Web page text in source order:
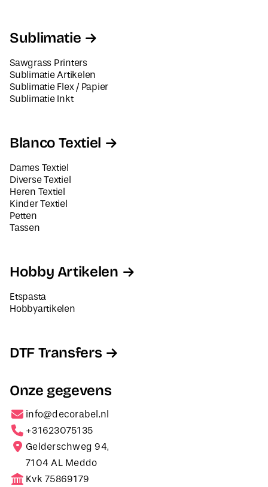
Sublimatie
Sawgrass Printers
Sublimatie Artikelen
Sublimatie Flex / Papier
Sublimatie Inkt
Blanco Textiel
Dames Textiel
Diverse Textiel
Heren Textiel
Kinder Textiel
Petten
Tassen
Hobby Artikelen
Etspasta
Hobbyartikelen
DTF Transfers
Onze gegevens
info@decorabel.nl
+31623075135
Gelderschweg 94,
7104 AL Meddo
Kvk 75869179